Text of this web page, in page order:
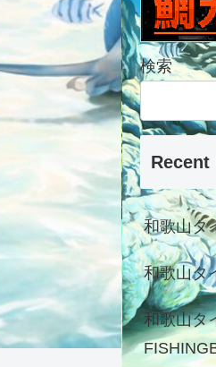
検索
Recent
和歌山タ
和歌山タ
和歌山タ